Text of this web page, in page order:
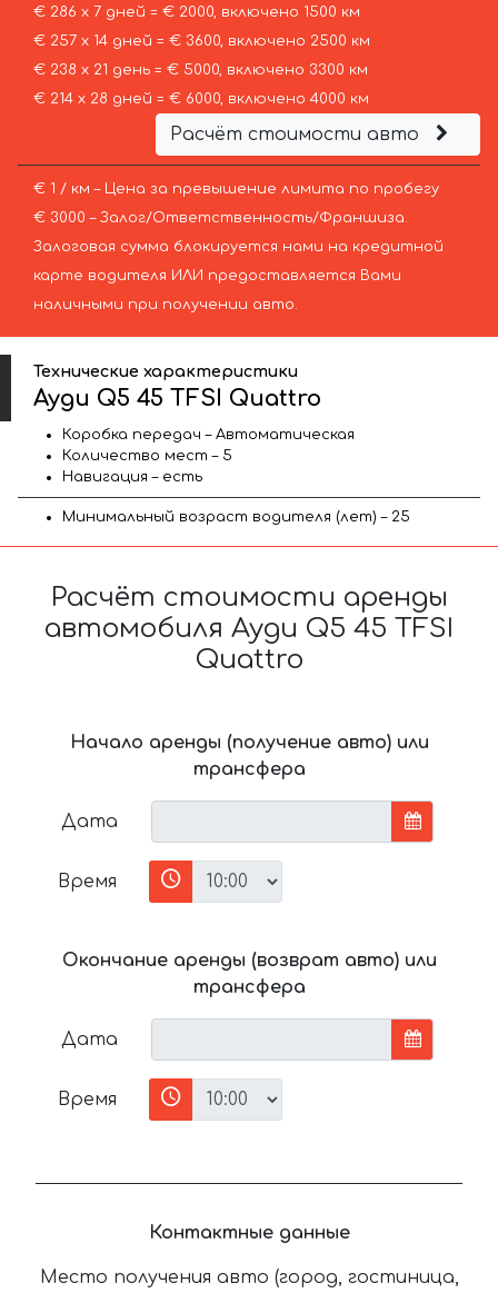
€ 286 х 7 дней = € 2000, включено 1500 км
€ 257 х 14 дней = € 3600, включено 2500 км
€ 238 х 21 день = € 5000, включено 3300 км
€ 214 х 28 дней = € 6000, включено 4000 км
Расчёт стоимости авто
€ 1 / км – Цена за превышение лимита по пробегу
€ 3000 – Залог/Ответственность/Франшиза.
Залоговая сумма блокируется нами на кредитной
карте водителя ИЛИ предоставляется Вами
наличными при получении авто.
Технические характеристики
Ауди Q5 45 TFSI Quattro
Коробка передач – Автоматическая
Количество мест – 5
Навигация – есть
Минимальный возраст водителя (лет) – 25
Расчёт стоимости аренды
автомобиля Ауди Q5 45 TFSI
Quattro
Начало аренды (получение авто) или
трансфера
Дата
Время
Окончание аренды (возврат авто) или
трансфера
Дата
Время
Контактные данные
Место получения авто (город, гостиница,